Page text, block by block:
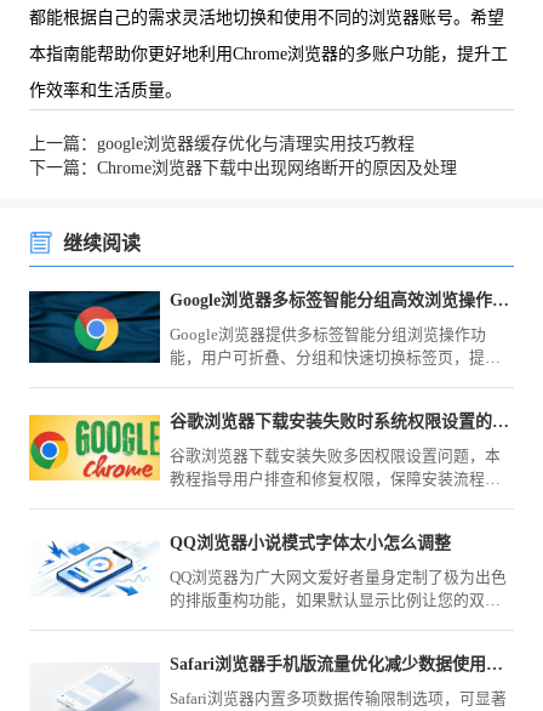
都能根据自己的需求灵活地切换和使用不同的浏览器账号。希望
本指南能帮助你更好地利用Chrome浏览器的多账户功能，提升工
作效率和生活质量。
上一篇：google浏览器缓存优化与清理实用技巧教程
下一篇：Chrome浏览器下载中出现网络断开的原因及处理
继续阅读
Google浏览器多标签智能分组高效浏览操作方法
Google浏览器提供多标签智能分组浏览操作功
能，用户可折叠、分组和快速切换标签页，提高
谷歌浏览器下载安装失败时系统权限设置的排查方法
谷歌浏览器下载安装失败多因权限设置问题，本
教程指导用户排查和修复权限，保障安装流程顺
QQ浏览器小说模式字体太小怎么调整
QQ浏览器为广大网文爱好者量身定制了极为出色
的排版重构功能，如果默认显示比例让您的双眼
最舒适的尺寸，尽享纯粹阅读。
Safari浏览器手机版流量优化减少数据使用方法
Safari浏览器内置多项数据传输限制选项，可显著